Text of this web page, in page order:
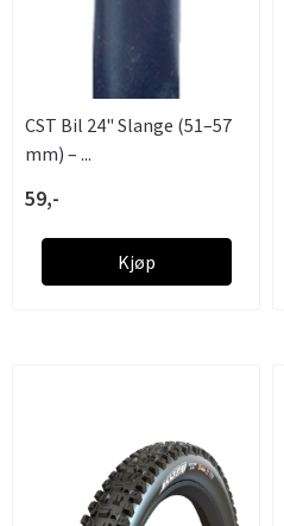
CST Bil 24" Slange (51–57
mm) – ...
59,-
Kjøp